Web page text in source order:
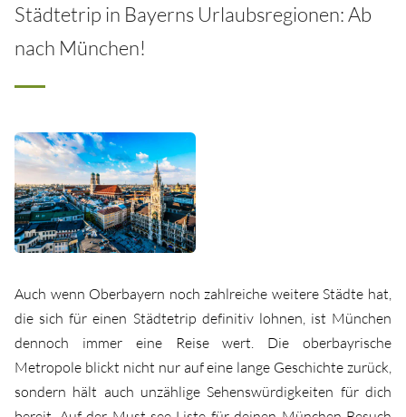
Städtetrip in Bayerns Urlaubsregionen: Ab
nach München!
Auch wenn Oberbayern noch zahlreiche weitere Städte hat,
die sich für einen Städtetrip definitiv lohnen, ist München
dennoch immer eine Reise wert. Die oberbayrische
Metropole blickt nicht nur auf eine lange Geschichte zurück,
sondern hält auch unzählige Sehenswürdigkeiten für dich